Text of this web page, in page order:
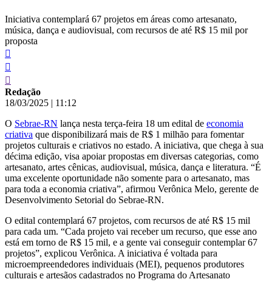
Iniciativa contemplará 67 projetos em áreas como artesanato,
música, dança e audiovisual, com recursos de até R$ 15 mil por
proposta
Redação
18/03/2025 | 11:12
O Sebrae-RN lança nesta terça-feira 18 um edital de economia
criativa que disponibilizará mais de R$ 1 milhão para fomentar
projetos culturais e criativos no estado. A iniciativa, que chega à sua
décima edição, visa apoiar propostas em diversas categorias, como
artesanato, artes cênicas, audiovisual, música, dança e literatura. “É
uma excelente oportunidade não somente para o artesanato, mas
para toda a economia criativa”, afirmou Verônica Melo, gerente de
Desenvolvimento Setorial do Sebrae-RN.
O edital contemplará 67 projetos, com recursos de até R$ 15 mil
para cada um. “Cada projeto vai receber um recurso, que esse ano
está em torno de R$ 15 mil, e a gente vai conseguir contemplar 67
projetos”, explicou Verônica. A iniciativa é voltada para
microempreendedores individuais (MEI), pequenos produtores
culturais e artesãos cadastrados no Programa do Artesanato